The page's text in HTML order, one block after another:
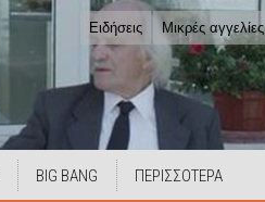
Ειδήσεις Μικρές αγγελίες
BIG BANG ΠΕΡΙΣΣΟΤΕΡΑ